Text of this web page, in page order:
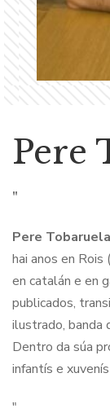
Pere
"
Pere Tobaruela
hai anos en
en catalán e en
publicados,
ilustrado, banda
Dentro da súa
infantís e
"